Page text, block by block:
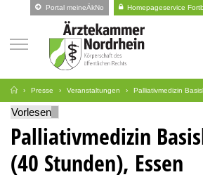
Portal meineÄkNo Homepageservice
Presse Veranstaltungen Palliativmedizin
Vorlesen
Palliativmedizin
(40 Stunden), Essen